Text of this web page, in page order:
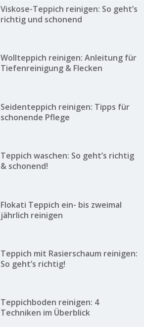
Viskose-Teppich reinigen: So geht’s
richtig und schonend
Wollteppich reinigen: Anleitung für
Tiefenreinigung & Flecken
Seidenteppich reinigen: Tipps für
schonende Pflege
Teppich waschen: So geht’s richtig
& schonend!
Flokati Teppich ein- bis zweimal
jährlich reinigen
Teppich mit Rasierschaum reinigen:
So geht’s richtig!
Teppichboden reinigen: 4
Techniken im Überblick